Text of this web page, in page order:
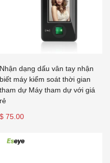
Nhận dạng dấu vân tay nhận
biết máy kiểm soát thời gian
tham dự Máy tham dự với giá
rẻ
$ 75.00